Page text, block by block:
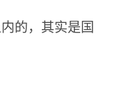
的，其实是国